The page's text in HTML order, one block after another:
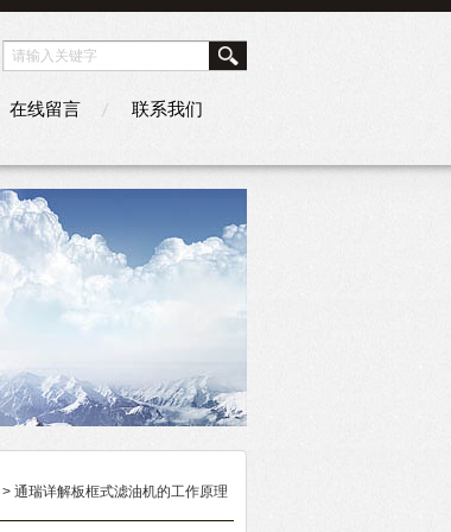
在线留言 联系我们
> 通瑞详解板框式滤油机的工作原理